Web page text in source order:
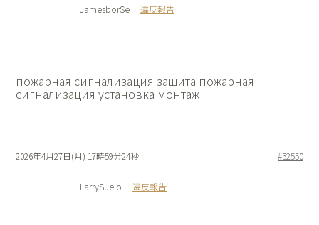
JamesborSe 違反報告
пожарная сигнализация защита пожарная
сигнализация установка монтаж
2026年4月27日(月) 17時59分24秒 #32550
LarrySuelo 違反報告